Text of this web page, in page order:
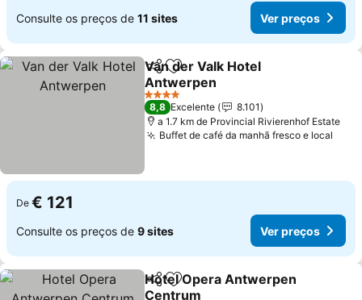
Consulte os preços de 11 sites Ver preços
PartilharAdicionar aos favoritos
Van der Valk Hotel
Antwerpen
Ver preços
4 Estrelas
8,8 Excelente
8.101
a 1.7 km de Provincial Rivierenhof Estate
Buffet de café da manhã fresco e local
De € 121
Consulte os preços de 9 sites Ver preços
PartilharAdicionar aos favoritos
Hotel Opera Antwerpen
Centrum